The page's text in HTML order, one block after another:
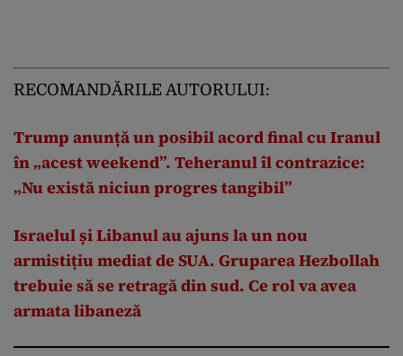
RECOMANDĂRILE AUTORULUI:
Trump anunță un posibil acord final cu Iranul
în „acest weekend”. Teheranul îl contrazice:
„Nu există niciun progres tangibil”
Israelul și Libanul au ajuns la un nou
armistițiu mediat de SUA. Gruparea Hezbollah
trebuie să se retragă din sud. Ce rol va avea
armata libaneză